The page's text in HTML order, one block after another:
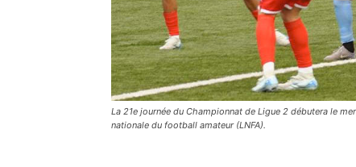
La 21e journée du Championnat de Ligue 2 débutera le
nationale du football amateur (LNFA).